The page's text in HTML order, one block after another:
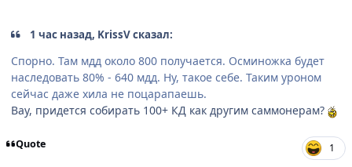
1 час назад, KrissV сказал:
Спорно. Там мдд около 800 получается. Осминожка будет
наследовать 80% - 640 мдд. Ну, такое себе. Таким уроном
сейчас даже хила не поцарапаешь.
Вау, придется собирать 100+ КД как другим саммонерам?
Quote 1